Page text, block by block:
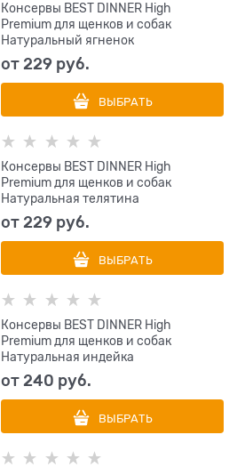
Консервы BEST DINNER High
Premium для щенков и собак
Натуральный ягненок
от229 руб.
ВЫБРАТЬ
Консервы BEST DINNER High
Premium для щенков и собак
Натуральная телятина
от229 руб.
ВЫБРАТЬ
Консервы BEST DINNER High
Premium для щенков и собак
Натуральная индейка
от240 руб.
ВЫБРАТЬ